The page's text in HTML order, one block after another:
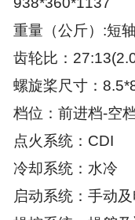
重量（公斤）:短
齿轮比：
螺旋桨尺寸：
档位：前进档-空
点火系统：CDI
冷却系统：水冷
启动系统：手动